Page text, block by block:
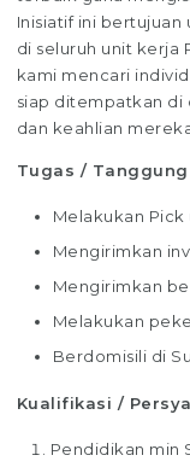
Inisiatif ini
di seluruh unit kerja
kami mencari
siap ditempatkan di
dan keahlian
Tugas / Tanggung
Melakukan
Mengirimkan
Mengirimkan
Melakukan
Berdomisili di
Kualifikasi /
Pendidikan min